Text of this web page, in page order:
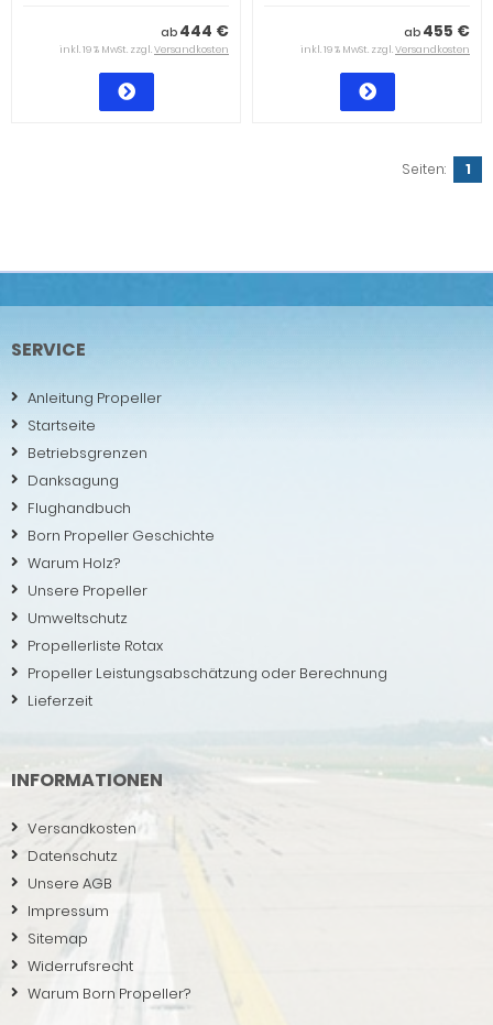
ab 444 €
inkl. 19 % MwSt. zzgl.Versandkosten
ab 455 €
inkl. 19 % MwSt. zzgl.Versandkosten
Seiten: 1
SERVICE
Anleitung Propeller
Startseite
Betriebsgrenzen
Danksagung
Flughandbuch
Born Propeller Geschichte
Warum Holz?
Unsere Propeller
Umweltschutz
Propellerliste Rotax
Propeller Leistungsabschätzung oder Berechnung
Lieferzeit
INFORMATIONEN
Versandkosten
Datenschutz
Unsere AGB
Impressum
Sitemap
Widerrufsrecht
Warum Born Propeller?